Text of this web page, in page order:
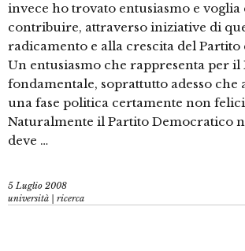
invece ho trovato entusiasmo e voglia
contribuire, attraverso iniziative di
radicamento e alla crescita del
Un entusiasmo che rappresenta per il
fondamentale, soprattutto adesso che
una fase politica certamente non
Naturalmente il Partito Democratico
deve …
5 Luglio 2008
università | ricerca